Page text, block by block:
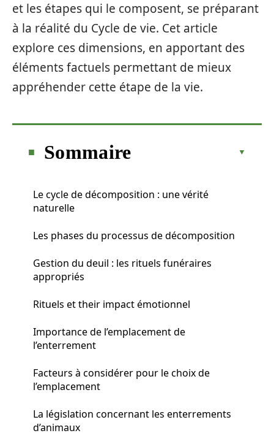
et les étapes qui le composent, se préparant
à la réalité du Cycle de vie. Cet article
explore ces dimensions, en apportant des
éléments factuels permettant de mieux
appréhender cette étape de la vie.
Sommaire
Le cycle de décomposition : une vérité
naturelle
Les phases du processus de décomposition
Gestion du deuil : les rituels funéraires
appropriés
Rituels et their impact émotionnel
Importance de l’emplacement de
l’enterrement
Facteurs à considérer pour le choix de
l’emplacement
La législation concernant les enterrements
d’animaux